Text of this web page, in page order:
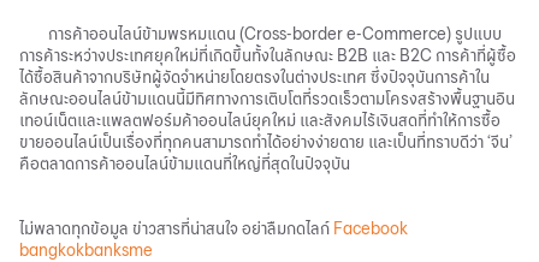
การค้าออนไลน์ข้ามพรหมแดน (Cross-border e-Commerce) รูปแบบ
การค้าระหว่างประเทศยุคใหม่ที่เกิดขึ้นทั้งในลักษณะ B2B และ B2C การค้าที่ผู้ซื้อ
ได้ซื้อสินค้าจากบริษัทผู้จัดจำหน่ายโดยตรงในต่างประเทศ ซึ่งปัจจุบันการค้าใน
ลักษณะออนไลน์ข้ามแดนนี้มีทิศทางการเติบโตที่รวดเร็วตามโครงสร้างพื้นฐานอิน
เทอน์เน็ตและแพลตฟอร์มค้าออนไลน์ยุคใหม่ และสังคมไร้เงินสดที่ทำให้การซื้อ
ขายออนไลน์เป็นเรื่องที่ทุกคนสามารถทำได้อย่างง่ายดาย และเป็นที่ทราบดีว่า ‘จีน’
คือตลาดการค้าออนไลน์ข้ามแดนที่ใหญ่ที่สุดในปัจจุบัน
ไม่พลาดทุกข้อมูล ข่าวสารที่น่าสนใจ อย่าลืมกดไลก์ Facebook
bangkokbanksme